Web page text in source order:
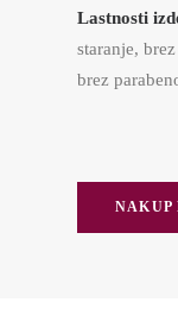
Lastnosti
staranje,
brez
NAKUP